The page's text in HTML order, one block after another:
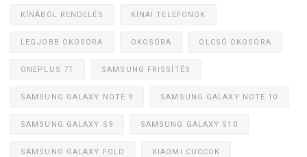
KÍNÁBÓL RENDELÉS KÍNAI TELEFONOK
LEGJOBB OKOSÓRA OKOSÓRA OLCSÓ OKOSÓRA
ONEPLUS 7T SAMSUNG FRISSÍTÉS
SAMSUNG GALAXY NOTE 9 SAMSUNG GALAXY NOTE 10
SAMSUNG GALAXY S9 SAMSUNG GALAXY S10
SAMSUNG GALAXY FOLD XIAOMI CUCCOK